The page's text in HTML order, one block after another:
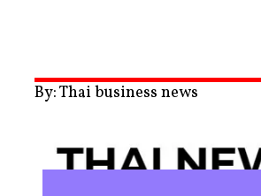
By: Thai business news